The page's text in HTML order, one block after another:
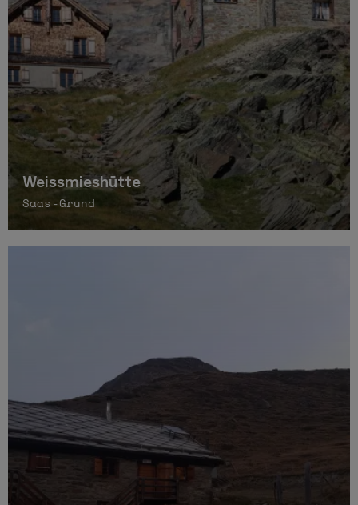
Weissmieshütte
Saas-Grund